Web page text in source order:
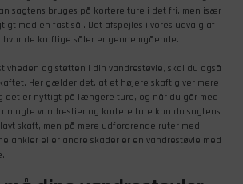
sagtens bruges på kortere ture i det fri, men især
med en fast sål. Det afspejles i vores udvalg af
de kraftige såler er gennemgående.
og støtten i din vandrestøvle, skal du også
Her gælder det, at et højere skaft giver mere
det er nyttigt på længere ture, og når du går med
vandrestier og kortere ture kan du sagtens
skaft, men på mere udfordrende ruter med
ankler eller andre skader er en vandrestøvle med